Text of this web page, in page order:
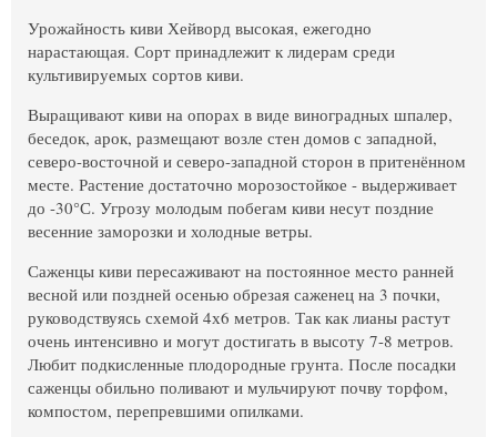
Урожайность киви Хейворд высокая, ежегодно
нарастающая. Сорт принадлежит к лидерам среди
культивируемых сортов киви.
Выращивают киви на опорах в виде виноградных шпалер,
беседок, арок, размещают возле стен домов с западной,
северо-восточной и северо-западной сторон в притенённом
месте. Растение достаточно морозостойкое - выдерживает
до -30°С. Угрозу молодым побегам киви несут поздние
весенние заморозки и холодные ветры.
Саженцы киви пересаживают на постоянное место ранней
весной или поздней осенью обрезая саженец на 3 почки,
руководствуясь схемой 4х6 метров. Так как лианы растут
очень интенсивно и могут достигать в высоту 7-8 метров.
Любит подкисленные плодородные грунта. После посадки
саженцы обильно поливают и мульчируют почву торфом,
компостом, перепревшими опилками.